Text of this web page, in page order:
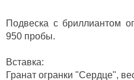
Подвеска с бриллиантом
950 пробы.
Вставка:
Гранат огранки "Сердце",